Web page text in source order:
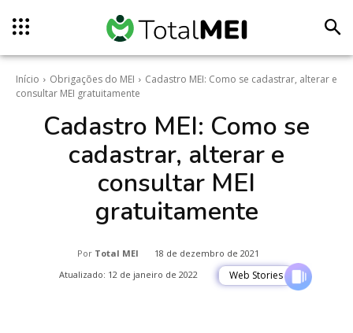
Início Obrigações do MEI
Cadastro MEI: Como se cadastrar, alterar e
consultar MEI gratuitamente
Cadastro MEI: Como se
cadastrar, alterar e
consultar MEI
gratuitamente
Por Total MEI
18 de dezembro de 2021
Atualizado: 12 de janeiro de 2022 Web Stories